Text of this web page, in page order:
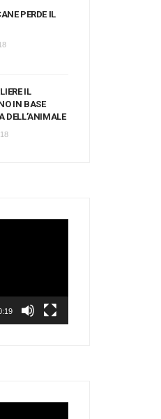
PERDE IL
IL
IN BASE
DELL’ANIMALE